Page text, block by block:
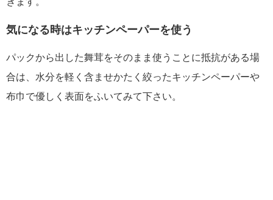
気になる時はキッチンペーパーを使う
パックから出した舞茸をそのまま使うことに抵抗がある場
合は、水分を軽く含ませかたく絞ったキッチンペーパーや
布巾で優しく表面をふいてみて下さい。